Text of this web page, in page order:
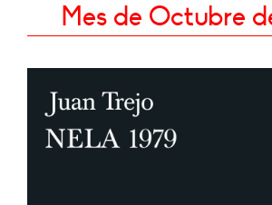
Mes de Octubre